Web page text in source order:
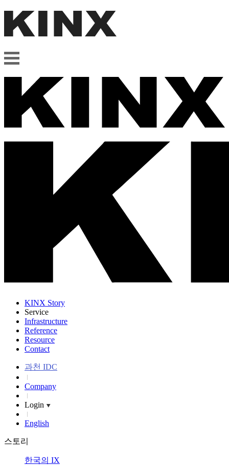
KINX Story
Service
Infrastructure
Reference
Resource
Contact
과천 IDC
Company
Login
English
스토리
한국의 IX